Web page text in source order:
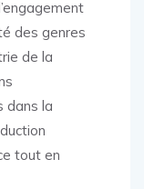
des genres
de la
dans la
tout en